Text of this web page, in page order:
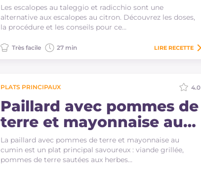
Les escalopes au taleggio et radicchio sont une
alternative aux escalopes au citron. Découvrez les doses,
la procédure et les conseils pour ce…
Très facile 27 min LIRE RECETTE
PLATS PRINCIPAUX
Paillard avec pommes de
terre et mayonnaise au
cumin
La paillard avec pommes de terre et mayonnaise au
cumin est un plat principal savoureux : viande grillée,
pommes de terre sautées aux herbes…
4.0